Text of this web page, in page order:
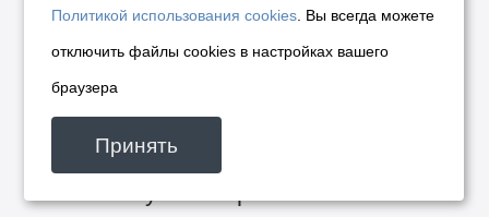
автодороги федерального значения:
Р-254 «Иртыш» (Челябинск —
Курган — Омск — Новосибирск), Р-255
«Сибирь» (Новосибирск —
Кемерово — Красноярск — Иркутск)
Политикой использования cookies . Вы всегда можете
отключить файлы cookies в настройках вашего
браузера
Принять